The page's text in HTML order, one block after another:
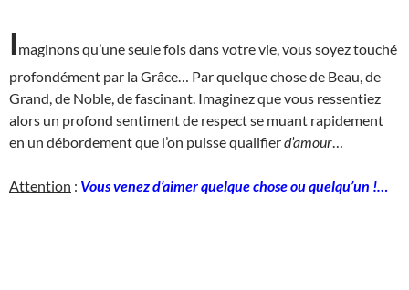
Imaginons qu’une seule fois dans votre vie, vous soyez touché
profondément par la Grâce… Par quelque chose de Beau, de
Grand, de Noble, de fascinant. Imaginez que vous ressentiez
alors un profond sentiment de respect se muant rapidement
en un débordement que l’on puisse qualifierd’amour
Attention : Vous venez d’aimer quelque chose ou quelqu’un !…